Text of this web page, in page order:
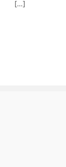
[…]